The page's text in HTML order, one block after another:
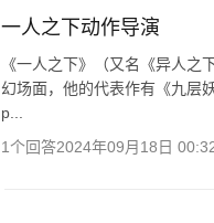
一人之下动作导演
《一人之下》（又名《异人
幻场面，他的代表作有《九层
p...
1个回答2024年09月18日